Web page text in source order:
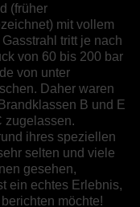
(früher
mit vollem
tritt je nach
von 60 bis 200 bar
von unter
Daher waren
B und E
zugelassen.
ihres speziellen
selten und viele
gesehen,
ein echtes Erlebnis,
möchte!